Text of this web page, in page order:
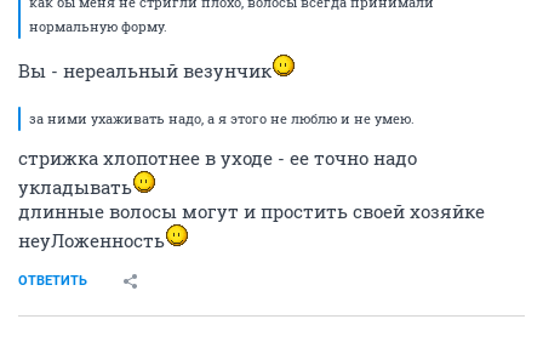
нормальную форму.
Вы - нереальный везунчик
за ними ухаживать надо, а я этого не люблю и не умею.
стрижка хлопотнее в уходе - ее точно надо
укладывать
длинные волосы могут и простить своей хозяйке
неуЛоженность
ОТВЕТИТЬ